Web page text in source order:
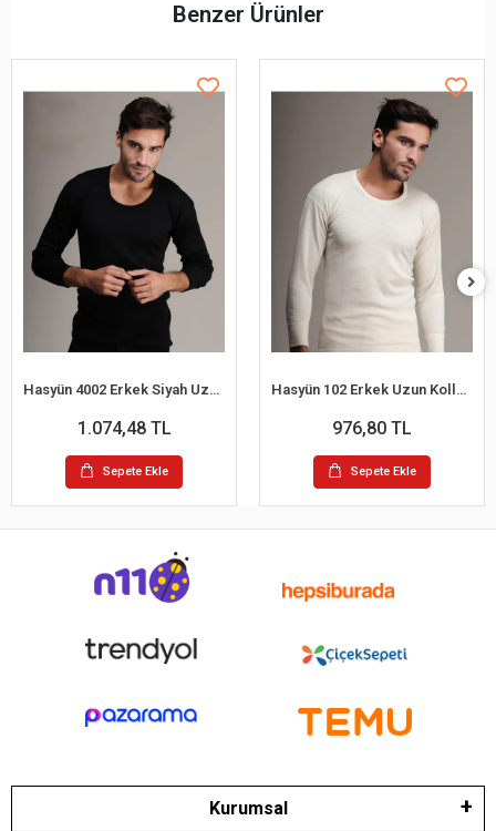
Benzer Ürünler
Hasyün 4002 Erkek Siyah Uzun Kollu Yün Fanila
1.074,48 TL
Sepete Ekle
Hasyün 102 Erkek Uzun Kollu Yün Fanila
976,80 TL
Sepete Ekle
Kurumsal